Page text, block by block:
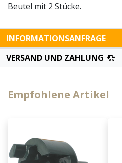
Beutel mit 2 Stücke.
INFORMATIONSANFRAGE
VERSAND UND ZAHLUNG
Empfohlene Artikel